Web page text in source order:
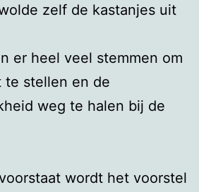
zelf de kastanjes uit
er heel veel stemmen om
te stellen en de
weg te halen bij de
wordt het voorstel